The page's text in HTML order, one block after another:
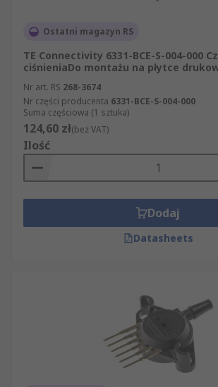
Ostatni magazyn RS
TE Connectivity 6331-BCE-S-004-000
ciśnieniaDo montażu na płytce
Nr art. RS 268-3674
Nr części producenta 6331-BCE-S-004-000
Suma częściowa (1 sztuka)
124,60 zł(bez VAT)
Ilość
Dodaj
Datasheets